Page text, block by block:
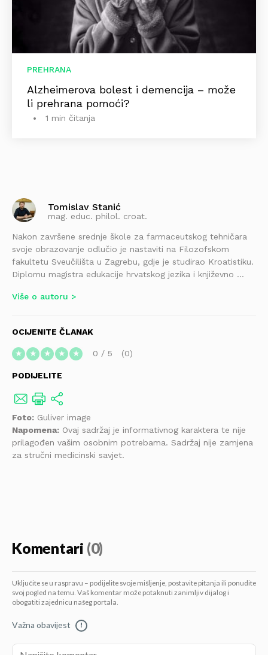
PREHRANA
Alzheimerova bolest i demencija – može
li prehrana pomoći?
1 min čitanja
Tomislav Stanić
mag. educ. philol. croat.
Nakon završene srednje škole za farmaceutskog tehničara
svoje obrazovanje odlučio je nastaviti na Filozofskom
fakultetu Sveučilišta u Zagrebu, gdje je studirao Kroatistiku.
Diplomu magistra edukacije hrvatskog jezika i književno ...
Više o autoru
OCIJENITE ČLANAK
★ ★ ★ ★ ★ 0 / 5 0
PODIJELITE
Foto: Guliver image
Napomena: Ovaj sadržaj je informativnog karaktera te nije
prilagođen vašim osobnim potrebama. Sadržaj nije zamjena
za stručni medicinski savjet.
Komentari (0)
Uključite se u raspravu – podijelite svoje mišljenje, postavite pitanja ili ponudite
svoj pogled na temu. Vaš komentar može potaknuti zanimljiv dijalog i
obogatiti zajednicu našeg portala.
Važna obavijest !